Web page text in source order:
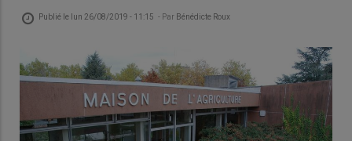
Publié le lun 26/08/2019 - 11:15 - Par Bénédicte Roux